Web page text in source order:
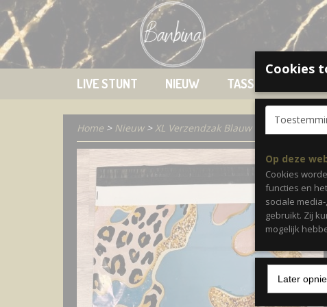
LIVE STUNT NIEUW TASSEN
Home > Nieuw> XL Verzendzak Blauw • 25 stuks
Cookies
Op deze
Cookies
functies en
sociale
gebruikt. Zij
mogelijk
Later